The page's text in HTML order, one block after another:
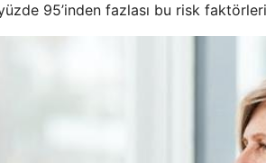
95’inden fazlası bu risk